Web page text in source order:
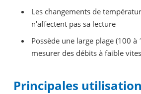
Les changements de
n'affectent pas sa lecture
Possède une large plage (100
mesurer des débits à faible
Principales